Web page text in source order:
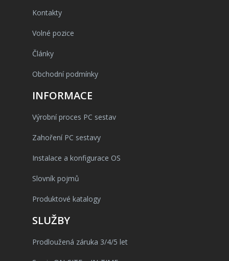
Kontakty
Volné pozice
Články
Obchodní podmínky
INFORMACE
Výrobní proces PC sestav
Zahoření PC sestavy
Instalace a konfigurace OS
Slovník pojmů
Produktové katalogy
SLUŽBY
Prodloužená záruka 3/4/5 let